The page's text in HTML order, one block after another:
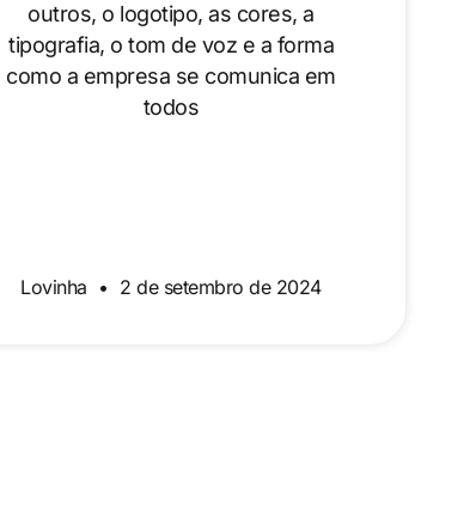
outros, o logotipo, as cores, a
tipografia, o tom de voz e a forma
como a empresa se comunica em
todos
Lovinha 2 de setembro de 2024